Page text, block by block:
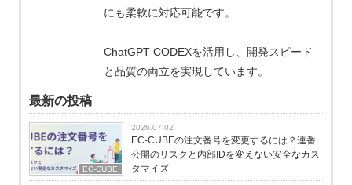
にも柔軟に対応可能です。
ChatGPT CODEXを活用し、開発スピード
と品質の両立を実現しています。
最新の投稿
EC-CUBE
2026.07.02
EC-CUBEの注文番号を変更するには？連番
公開のリスクと内部IDを変えない安全なカス
タマイズ